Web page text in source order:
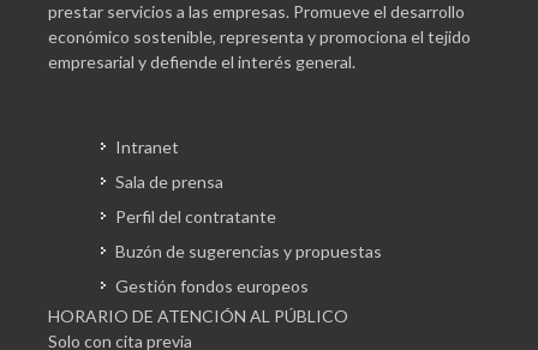
prestar servicios a las empresas. Promueve el desarrollo
económico sostenible, representa y promociona el tejido
empresarial y defiende el interés general.
Intranet
Sala de prensa
Perfil del contratante
Buzón de sugerencias y propuestas
Gestión fondos europeos
HORARIO DE ATENCIÓN AL PÚBLICO
Solo con cita previa